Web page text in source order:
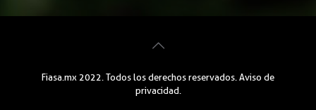
Fiasa.mx 2022. Todos los derechos reservados. Aviso de
privacidad